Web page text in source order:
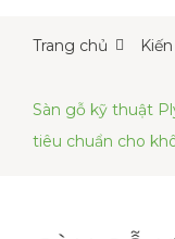
Trang chủ
Sàn gỗ kỹ thuật
tiêu chuẩn cho